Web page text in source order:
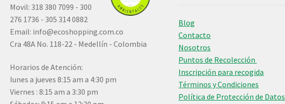
Movil: 318 380 7099 - 300
276 1736 - 305 314 0882
Email: info@ecoshopping.com.co
Cra 48A No. 118-22 - Medellín - Colombia
Horarios de Atención:
lunes a jueves 8:15 am a 4:30 pm
Viernes : 8:15 am a 3:30 pm
Blog
Contacto
Nosotros
Puntos de Recolección
Inscripción para recogida
Términos y Condiciones
Política de Protección de Datos